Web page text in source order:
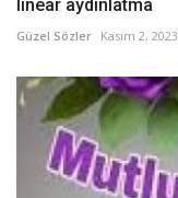
linear aydınlatma
Güzel Sözler Kasım 2, 2023